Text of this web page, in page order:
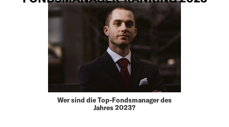
Wer sind die Top-Fondsmanager des
Jahres 2023?